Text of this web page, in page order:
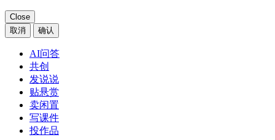
Close
取消
确认
AI问答
共创
发说说
贴悬赏
卖闲置
写课件
投作品